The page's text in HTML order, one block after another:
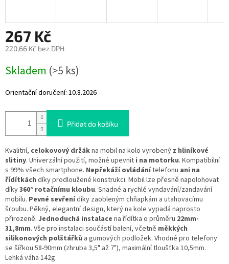
267 Kč
220,66 Kč bez DPH
cena:
Skladem (>5 ks)
Orientační doručení: 10.8.2026
Přidat do košíku
Kvalitní, celokovový držákna mobil na kolo vyrobený z hliníkové
slitiny. Univerzální použití, možné upevnit i na motorku. Kompatibilní
s 99% všech smartphone. Nepřekáží ovládánítelefonu ani na
řídítkách díky prodloužené konstrukci. Mobil lze přesně napolohovat
díky360° rotačnímu kloubu. Snadné a rychlé vyndavání/zandavání
mobilu. Pevné sevřenídíky zaobleným chňapkám a utahovacímu
šroubu. Pěkný, elegantní design, který na kole vypadá naprosto
přirozeně. Jednoduchá instalace na řídítka o průměru 22mm-
31,8mm. Vše pro instalaci součástí balení, včetně měkkých
silikonových polštářků a gumových podložek. Vhodné pro telefony
se šířkou 58-90mm (zhruba 3,5" až 7"), maximální tloušťka 10,5mm.
Lehká váha 142g.